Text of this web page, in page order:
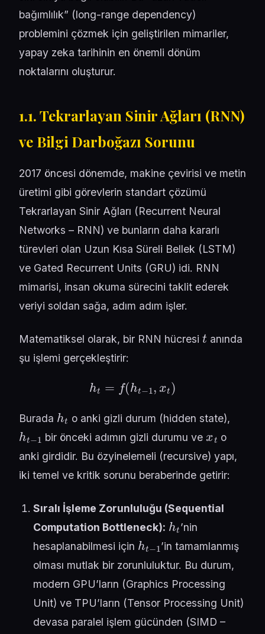
bağımlılık” (long-range dependency)
problemini çözmek için geliştirilen mimariler,
yapay zeka tarihinin en önemli dönüm
noktalarını oluşturur.
1.1. Tekrarlayan Sinir Ağları (RNN)
ve Bilgi Darboğazı Sorunu
2017 öncesi dönemde, makine çevirisi ve metin
üretimi gibi görevlerin standart çözümü
Tekrarlayan Sinir Ağları (Recurrent Neural
Networks – RNN) ve bunların daha kararlı
türevleri olan Uzun Kısa Süreli Bellek (LSTM)
ve Gated Recurrent Units (GRU) idi. RNN
mimarisi, insan okuma sürecini taklit ederek
veriyi soldan sağa, adım adım işler.
Matematiksel olarak, bir RNN hücresi
t
anında
şu işlemi gerçekleştirir:
h (ht xt
Burada
h
o anki gizli durum (hidden state),
h
bir önceki adımın gizli durumu ve
o
anki girdidir. Bu özyinelemeli (recursive) yapı,
iki temel ve kritik sorunu beraberinde getirir:
Sıralı İşleme Zorunluluğu (Sequential
Computation Bottleneck):
h
’nin
hesaplanabilmesi için
h
’in tamamlanmış
olması mutlak bir zorunluluktur. Bu durum,
modern GPU’ların (Graphics Processing
Unit) ve TPU’ların (Tensor Processing Unit)
devasa paralel işlem gücünden (SIMD –